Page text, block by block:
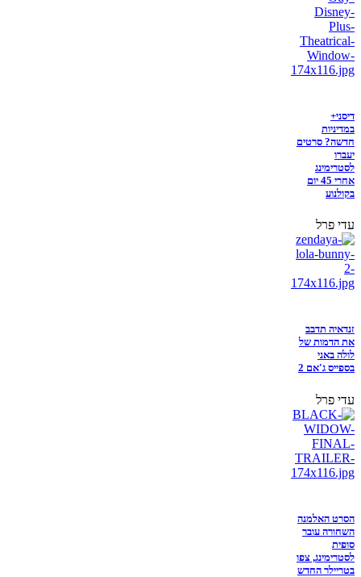
דיסני+
במדיניות
חדשה? סרטים
יעברו
לסטרימינג
אחרי 45 יום
בקולנוע
עדי פרל
זנדאיה תדבב
את הדמות של
לולה באני
בספייס ג'אם 2
עדי פרל
הסרט האלמנה
השחורה עובר
סופית
לסטרימינג, צפו
בטריילר החדש